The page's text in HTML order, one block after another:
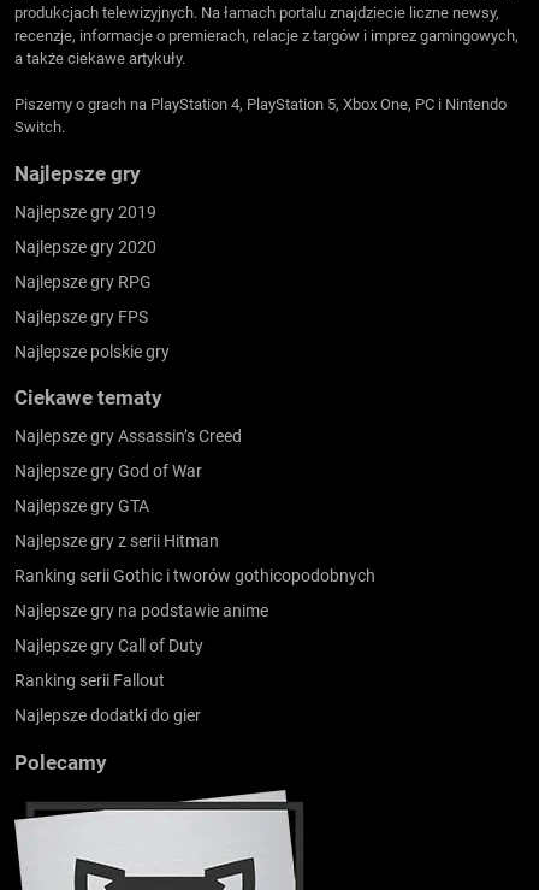
produkcjach telewizyjnych. Na łamach portalu znajdziecie liczne newsy,
recenzje, informacje o premierach, relacje z targów i imprez gamingowych,
a także ciekawe artykuły.
Piszemy o grach na PlayStation 4, PlayStation 5, Xbox One, PC i Nintendo
Switch.
Najlepsze gry
Najlepsze gry 2019
Najlepsze gry 2020
Najlepsze gry RPG
Najlepsze gry FPS
Najlepsze polskie gry
Ciekawe tematy
Najlepsze gry Assassin’s Creed
Najlepsze gry God of War
Najlepsze gry GTA
Najlepsze gry z serii Hitman
Ranking serii Gothic i tworów gothicopodobnych
Najlepsze gry na podstawie anime
Najlepsze gry Call of Duty
Ranking serii Fallout
Najlepsze dodatki do gier
Polecamy